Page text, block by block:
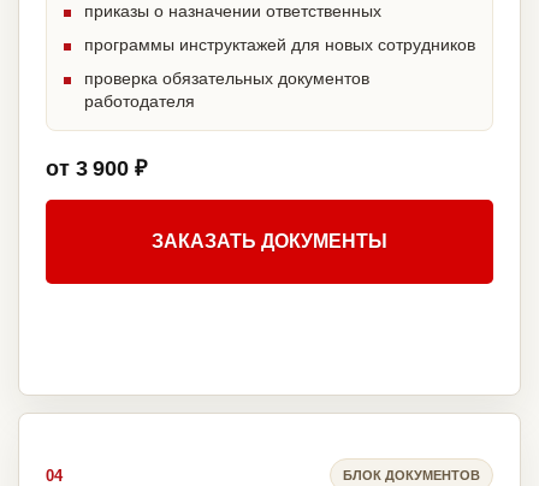
приказы о назначении ответственных
программы инструктажей для новых сотрудников
проверка обязательных документов
работодателя
от 3 900 ₽
ЗАКАЗАТЬ ДОКУМЕНТЫ
04 БЛОК ДОКУМЕНТОВ